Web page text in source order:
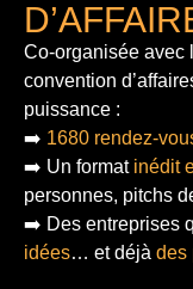
Co-organisée avec
convention
puissance :
➡️ 1680 rendez-
➡️ Un format inédit
personnes, pitchs
➡️ Des entreprises
idées… et déjà des